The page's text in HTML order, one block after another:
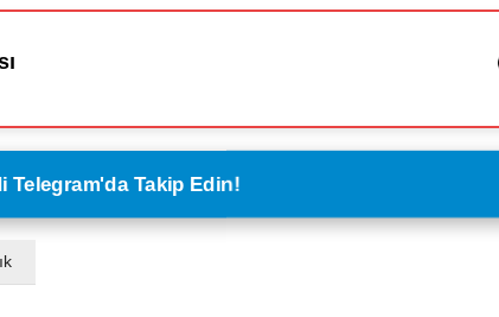
Telegram'da Takip Edin!